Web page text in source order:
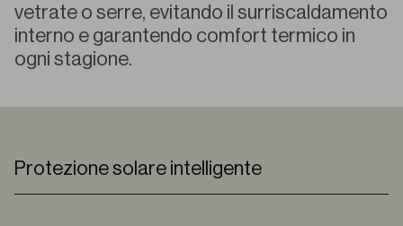
vetrate o serre, evitando il surriscaldamento
interno e garantendo comfort termico in
ogni stagione.
Protezione solare intelligente